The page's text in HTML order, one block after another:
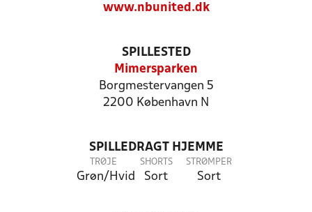
www.nbunited.dk
SPILLESTED
Mimersparken
Borgmestervangen 5
2200 København N
SPILLEDRAGT HJEMME
TRØJE
Grøn/Hvid
SHORTS
Sort
STRØMPER
Sort